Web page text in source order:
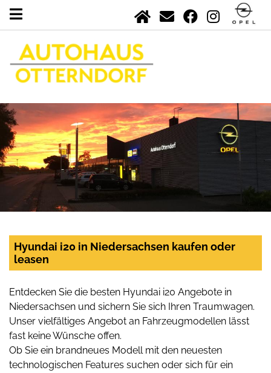
Hyundai i20 in Niedersachsen kaufen oder
leasen
Entdecken Sie die besten Hyundai i20 Angebote in
Niedersachsen und sichern Sie sich Ihren Traumwagen.
Unser vielfältiges Angebot an Fahrzeugmodellen lässt
fast keine Wünsche offen.
Ob Sie ein brandneues Modell mit den neuesten
technologischen Features suchen oder sich für ein